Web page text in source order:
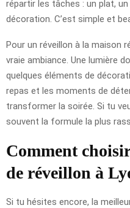
répartir les tâches : un plat,
décoration. C’est simple et
Pour un réveillon à la maison
vraie ambiance. Une lumière
quelques éléments de
repas et les moments de
transformer la soirée. Si tu
souvent la formule la plus
Comment
de réveillon à
Si tu hésites encore, la